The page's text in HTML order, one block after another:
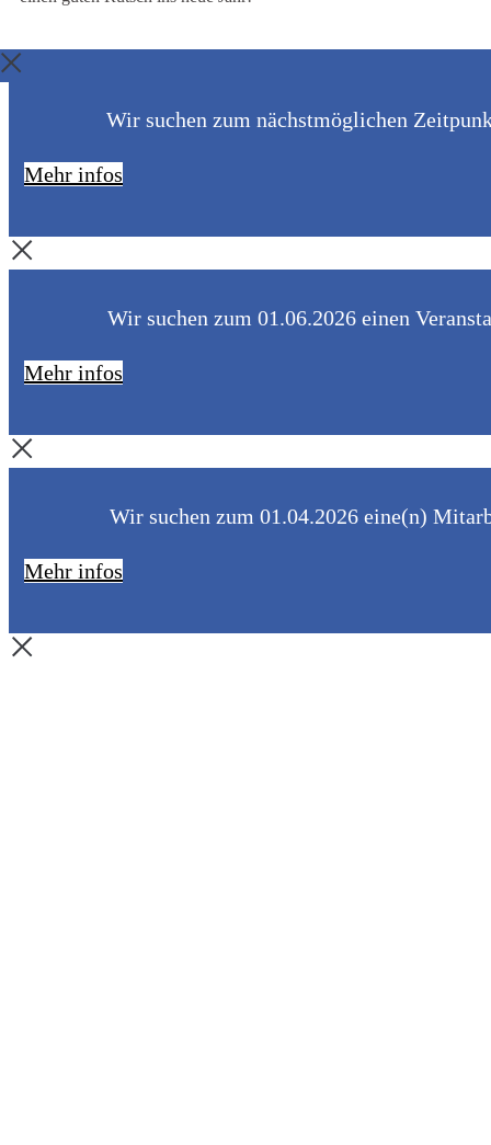
Wir suchen zum nächstmöglichen
Mehr infos
Wir suchen zum 01.06.2026 einen
Mehr infos
Wir suchen zum 01.04.2026 eine(n)
Mehr infos